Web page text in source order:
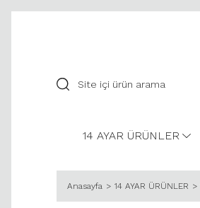
14 AYAR ÜRÜNLER
Anasayfa 14 AYAR ÜRÜNLER